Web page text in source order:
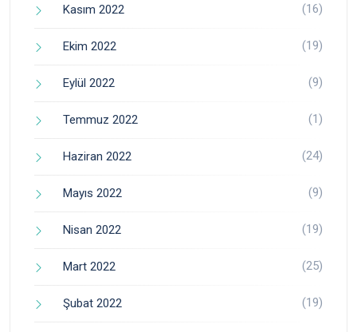
Kasım 2022 (16)
Ekim 2022 (19)
Eylül 2022 (9)
Temmuz 2022 (1)
Haziran 2022 (24)
Mayıs 2022 (9)
Nisan 2022 (19)
Mart 2022 (25)
Şubat 2022 (19)